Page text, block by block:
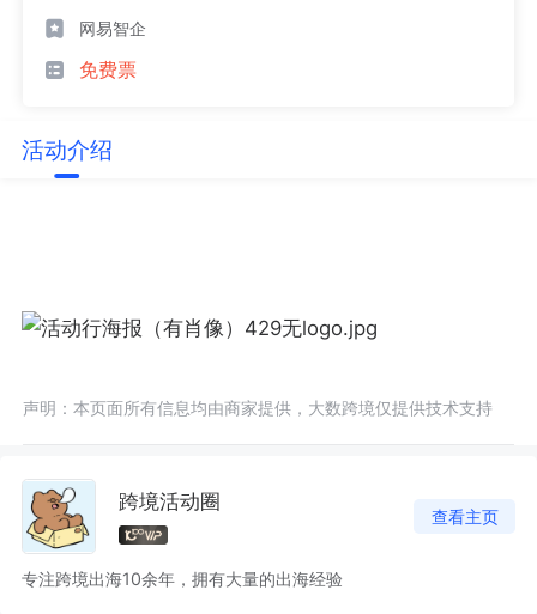
网易智企
免费票
活动介绍
声明：本页面所有信息均由商家提供，大数跨境仅提供技术支持
跨境活动圈
查看主页
专注跨境出海10余年，拥有大量的出海经验